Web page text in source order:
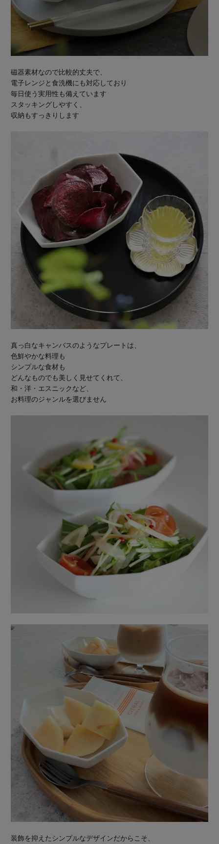
磁器素材なので比較的丈夫で、
電子レンジと食洗機にも対応しており
毎日使う実用性も備えています
スタッキングしやすく、
収納もすっきりします
真っ白なキャンバスのようなプレートは、
色鮮やかな料理も
シンプルな食材も
どんなものでも美しく見せてくれて、
和・洋・エスニックなど、
お料理のジャンルを選びません
装飾を抑えたシンプルなデザインだからこそ、